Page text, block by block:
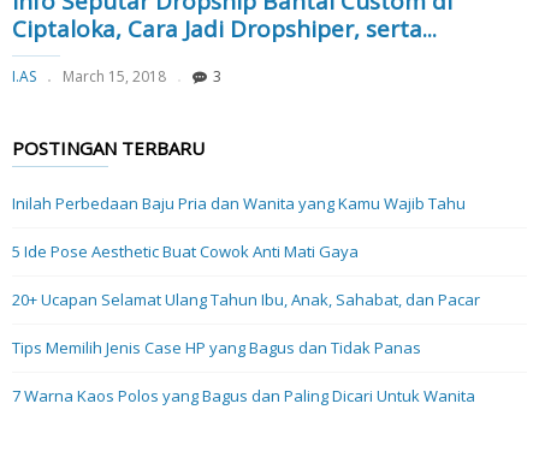
Ciptaloka, Cara Jadi Dropshiper, serta...
I.AS March 15, 2018 3
POSTINGAN TERBARU
Inilah Perbedaan Baju Pria dan Wanita yang Kamu Wajib Tahu
5 Ide Pose Aesthetic Buat Cowok Anti Mati Gaya
20+ Ucapan Selamat Ulang Tahun Ibu, Anak, Sahabat, dan Pacar
Tips Memilih Jenis Case HP yang Bagus dan Tidak Panas
7 Warna Kaos Polos yang Bagus dan Paling Dicari Untuk Wanita